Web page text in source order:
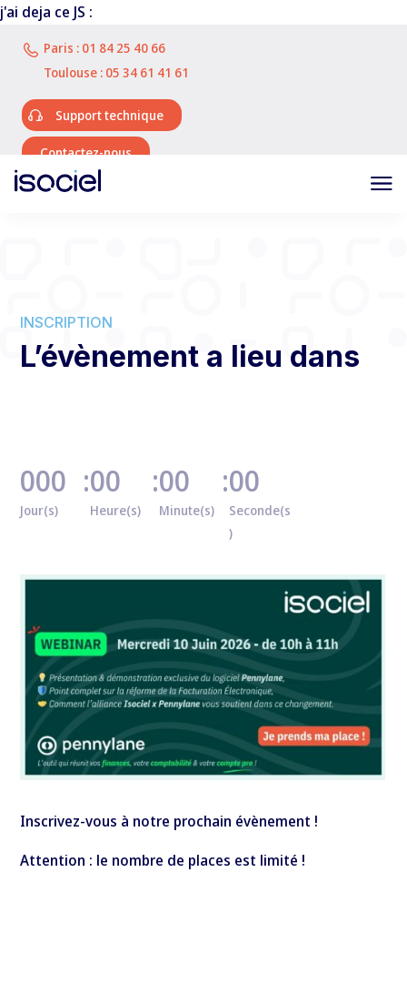
j'ai deja ce JS :
Paris : 01 84 25 40 66
Toulouse : 05 34 61 41 61
Support technique
Contactez-nous
INSCRIPTION
L’évènement a lieu dans
000
Jour(s)
:00
Heure(s)
:00
Minute(s)
:00
Seconde(s
)
Inscrivez-vous à notre prochain évènement !
Attention : le nombre de places est limité !